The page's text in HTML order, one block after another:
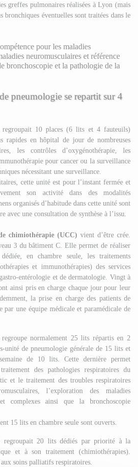
greffes pulmonaires réalisées à Lyon (mais
bronchiques éventuelles sont traitées dans le
pour les maladies
neuromusculaires et référence
bronchoscopie et la pathologie de la
pneumologie se repartit sur 4
regroupait 10 places (6 lits et 4 fauteuils)
rapides en hôpital de jour de nombreuses
les contrôles d’oxygénothérapie, les
pour cancer ou la surveillance
nécessitant une surveillance.
cette unité est pour l’instant fermée et
son activité dans des modalités
organisés d’habitude dans cette unité sont
avec une consultation de synthèse à l’issu.
chimiothérapie (UCC) vient d’être crée.
3 du bâtiment C. Elle permet de réaliser
en chambre seule, les traitements
et immunothérapies) des services
entérologie et de dermatologie. Vingt à
ainsi pris en charge chaque jour pour leur
la prise en charge des patients de
par une équipe médicale et paramédicale de
regroupe normalement 25 lits répartis en 2
unité de pneumologie générale de 15 lits et
de 10 lits. Cette dernière permet
des pathologies respiratoires du
et le traitement des troubles respiratoires
l’exploration des maladies
complexes ainsi que la bronchoscopie
15 lits en chambre seule sont ouverts.
regroupait 20 lits dédiés par priorité à la
et à son traitement (chimiothérapies).
soins palliatifs respiratoires.